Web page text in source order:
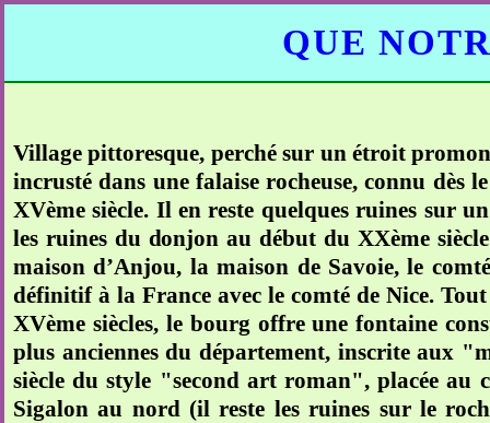
QUE
Village pittoresque, perché sur un étroit
incrusté dans une falaise rocheuse, connu
XVème siècle. Il en reste quelques ruines sur
les ruines du donjon au début du XXème
maison d’Anjou, la maison de Savoie, le
définitif à la France avec le comté de Nice.
XVème siècles, le bourg offre une fontaine
plus anciennes du département, inscrite aux
siècle du style "second art roman", placée au
Sigalon au nord (il reste les ruines sur le